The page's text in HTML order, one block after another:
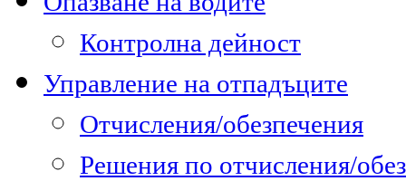
Контролна дейност
Управление на отпадъците
Отчисления/обезпечения
Решения по отчисления/